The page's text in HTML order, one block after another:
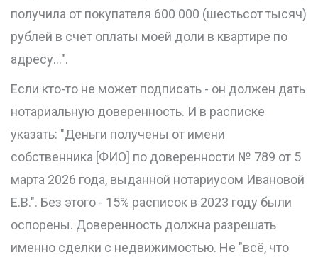
получила от покупателя 600 000 (шестьсот тысяч)
рублей в счет оплаты моей доли в квартире по
адресу...".
Если кто-то не может подписать - он должен дать
нотариальную доверенность. И в расписке
указать: "Деньги получены от имени
собственника [ФИО] по доверенности № 789 от 5
марта 2026 года, выданной нотариусом Ивановой
Е.В.". Без этого - 15% расписок в 2023 году были
оспорены. Доверенность должна разрешать
именно сделки с недвижимостью. Не "всё, что